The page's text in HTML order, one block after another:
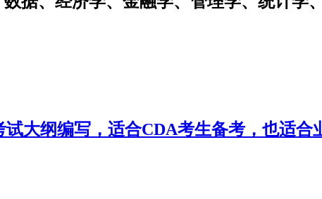
大纲编写，适合CDA考生备考，也适合